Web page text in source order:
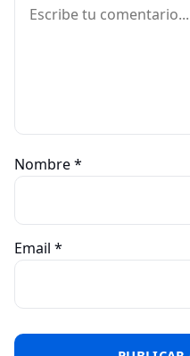
Nombre*
Email *